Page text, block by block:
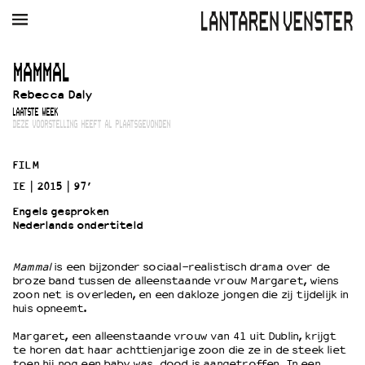
AGENDA
Winkelmandje
Zoek
Openingstijden & contact
Bereikbaarheid
Kaartverkoop
EDUCATIE
Schoolvoorstellingen
Filmprogramma’s Primair Onderwijs
Speciale educatieprogramma’s
MAMMAL
Rebecca Daly
LAATSTE WEEK
DEZE VOORSTELLING HEEFT AL PLAATSGEVONDEN
FILM
IE
2015
97’
Engels gesproken
Nederlands ondertiteld
Mammalis een bijzonder sociaal-realistisch drama over de
broze band tussen de alleenstaande vrouw Margaret, wiens
zoon net is overleden, en een dakloze jongen die zij tijdelijk in
huis opneemt.
Margaret, een alleenstaande vrouw van 41 uit Dublin, krijgt
te horen dat haar achttienjarige zoon die ze in de steek liet